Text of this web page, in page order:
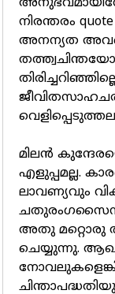
നിരന്തരം
അനന്യത
മിലന്‍
എളുപ്പമല്ല.
ലാവണ്യവും
അതു മറ്റൊരു
ചെയ്യുന്നു.